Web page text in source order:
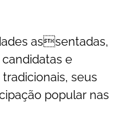
assentadas,
e
seus
popular nas